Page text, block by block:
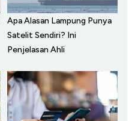
Apa Alasan Lampung Punya
Satelit Sendiri? Ini
Penjelasan Ahli